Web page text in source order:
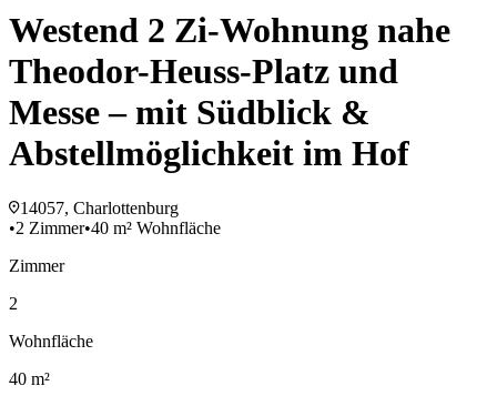
Westend 2 Zi-Wohnung nahe
Theodor-Heuss-Platz und
Messe – mit Südblick &
Abstellmöglichkeit im Hof
14057, Charlottenburg
•2 Zimmer•40 m² Wohnfläche
Zimmer
2
Wohnfläche
40 m²